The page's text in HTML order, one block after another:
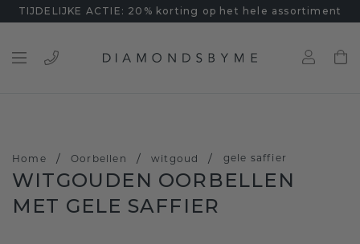
TIJDELIJKE ACTIE: 20% korting op het hele assortiment
Home / Oorbellen / witgoud / gele saffier
WITGOUDEN OORBELLEN
MET GELE SAFFIER